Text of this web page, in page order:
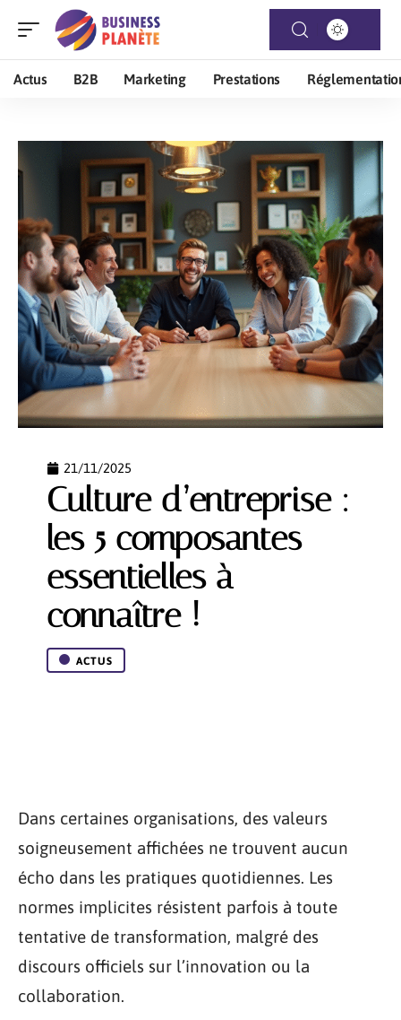
Actus B2B Marketing Prestations
21/11/2025
Culture d’entreprise :
les 5 composantes
essentielles à
connaître !
ACTUS
Dans certaines organisations, des valeurs
soigneusement affichées ne trouvent aucun
écho dans les pratiques quotidiennes. Les
normes implicites résistent parfois à toute
tentative de transformation, malgré des
discours officiels sur l’innovation ou la
collaboration.